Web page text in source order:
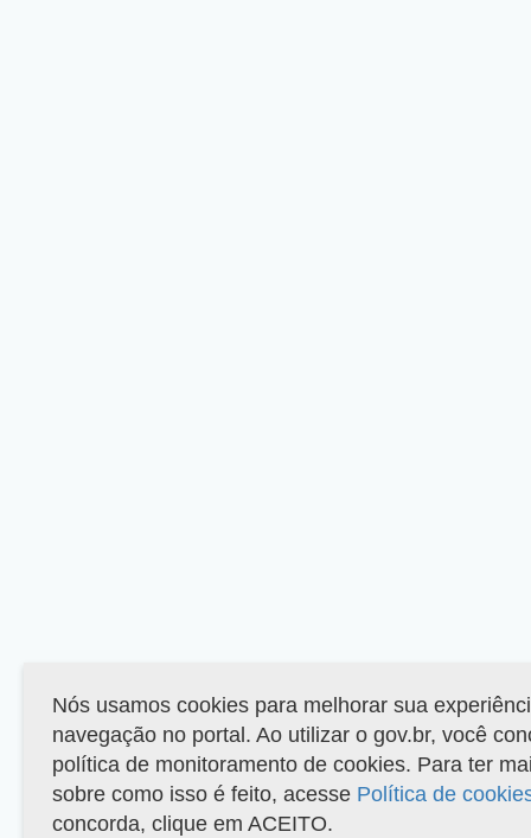
Nós usamos cookies para melhorar sua
navegação no portal. Ao utilizar o gov.br, você
política de monitoramento de cookies. Para ter
sobre como isso é feito, acesse Política de
concorda, clique em ACEITO.